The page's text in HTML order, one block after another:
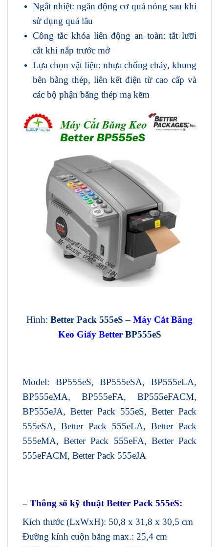
Ngắt nhiệt: ngăn động cơ quá nóng sau khi
sử dụng quá lâu
Công tắc khóa liên động an toàn: tắt lưỡi
cắt khi nắp trước mở
Lựa chọn vật liệu: nhựa chống cháy, khung
bên bằng thép, liên kết điện từ cao cấp và
các bộ phận bằng thép mạ kẽm
Hình: Better Pack 555eS – Máy Cắt Băng
Keo Giấy Better BP555eS
Model: BP555eS, BP555eSA, BP555eLA,
BP555eMA, BP555eFA, BP555eFACM,
BP555eJA, Better Pack 555eS, Better Pack
555eSA, Better Pack 555eLA, Better Pack
555eMA, Better Pack 555eFA, Better Pack
555eFACM, Better Pack 555eJA
– Thông số kỹ thuật Better Pack 555eS:
Kích thước (LxWxH): 50,8 x 31,8 x 30,5 cm
Đường kính cuộn băng max.: 25,4 cm